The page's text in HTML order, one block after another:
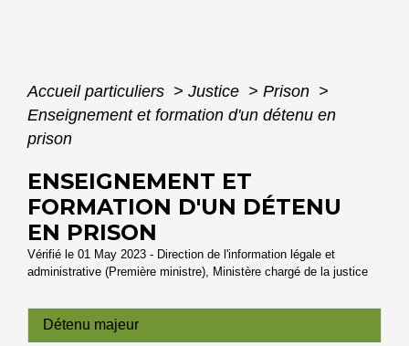
Accueil particuliers > Justice > Prison >
Enseignement et formation d'un détenu en
prison
ENSEIGNEMENT ET
FORMATION D'UN DÉTENU
EN PRISON
Vérifié le 01 May 2023 - Direction de l'information légale et
administrative (Première ministre), Ministère chargé de la justice
Détenu majeur